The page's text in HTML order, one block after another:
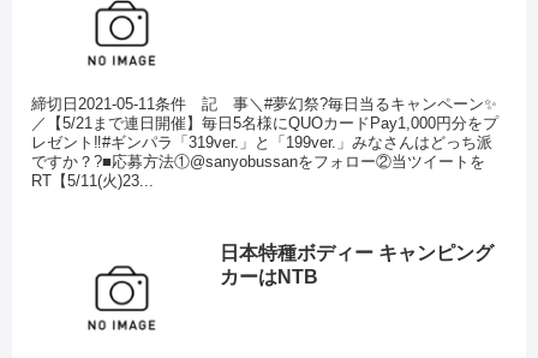
締切日2021-05-11条件 記 事＼#夢幻祭?毎日当るキャンペーン✨
／【5/21まで連日開催】毎日5名様にQUOカードPay1,000円分をプ
レゼント‼️#ギンパラ「319ver.」と「199ver.」みなさんはどっち派
ですか？?■応募方法①@sanyobussanをフォロー②当ツイートを
RT【5/11(火)23...
日本特種ボディー キャンピング
カーはNTB